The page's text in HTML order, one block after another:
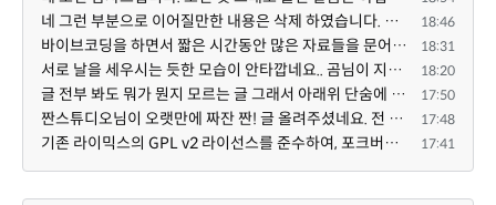
네 그런 부분으로 이어질만한 내용은 삭제 하였습니다. 불편을 드려 죄송합니다. 저희는 비즈니스 완성할 수... 18:46
바이브코딩을 하면서 짧은 시간동안 많은 자료들을 문어발식 확장하면서 이미 배포한것에대한 흥미가 떨어지... 18:31
서로 날을 세우시는 듯한 모습이 안타깝네요.. 곰님이 지금까지 이끌어주셨던것처럼 안정적인 코어도 필요하... 18:20
글 전부 봐도 뭐가 뭔지 모르는 글 그래서 아래위 단숨에 쭈욱 훝어만 보고 말았지만 참 대단한 정성이예요.... 17:50
짠스튜디오님이 오랫만에 짜잔 짠! 글 올려주셨네요. 전 봐도 잘 모르는 내용이지만 그래도 응원드려요. 17:48
기존 라이믹스의 GPL v2 라이선스를 준수하여, 포크버전도 GPL v2 라이선스로 공개 배포됩니다. 17:41